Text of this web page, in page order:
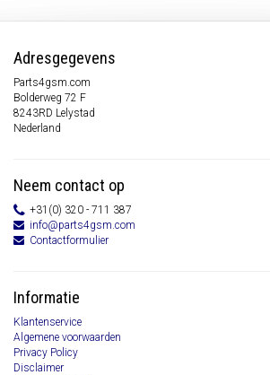
Adresgegevens
Parts4gsm.com
Bolderweg 72 F
8243RD Lelystad
Nederland
Neem contact op
+31(0) 320 - 711 387
info@parts4gsm.com
Contactformulier
Informatie
Klantenservice
Algemene voorwaarden
Privacy Policy
Disclaimer